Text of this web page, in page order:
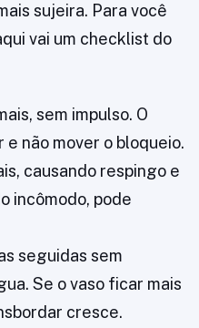
sujeira. Para você
vai um checklist do
sem impulso. O
não mover o bloqueio.
causando respingo e
incômodo, pode
seguidas sem
Se o vaso ficar mais
cresce.